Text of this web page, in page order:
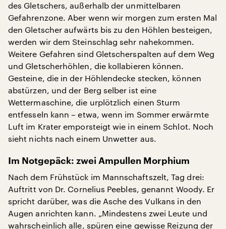
des Gletschers, außerhalb der unmittelbaren
Gefahrenzone. Aber wenn wir morgen zum ersten Mal
den Gletscher aufwärts bis zu den Höhlen besteigen,
werden wir dem Steinschlag sehr nahekommen.
Weitere Gefahren sind Gletscherspalten auf dem Weg
und Gletscherhöhlen, die kollabieren können.
Gesteine, die in der Höhlendecke stecken, können
abstürzen, und der Berg selber ist eine
Wettermaschine, die urplötzlich einen Sturm
entfesseln kann – etwa, wenn im Sommer erwärmte
Luft im Krater emporsteigt wie in einem Schlot. Noch
sieht nichts nach einem Unwetter aus.
Im Notgepäck: zwei Ampullen Morphium
Nach dem Frühstück im Mannschaftszelt, Tag drei:
Auftritt von Dr. Cornelius Peebles, genannt Woody. Er
spricht darüber, was die Asche des Vulkans in den
Augen anrichten kann. „Mindestens zwei Leute und
wahrscheinlich alle, spüren eine gewisse Reizung der